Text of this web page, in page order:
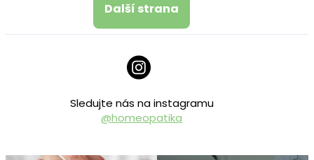
Další strana
Sledujte nás na instagramu
@homeopatika